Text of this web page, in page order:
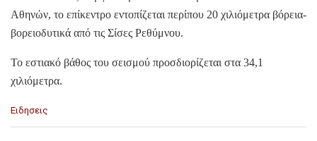
Αθηνών, το επίκεντρο εντοπίζεται περίπου 20 χιλιόμετρα βόρεια-
βορειοδυτικά από τις Σίσες Ρεθύμνου.
Το εστιακό βάθος του σεισμού προσδιορίζεται στα 34,1
χιλιόμετρα.
C
Ειδησεις